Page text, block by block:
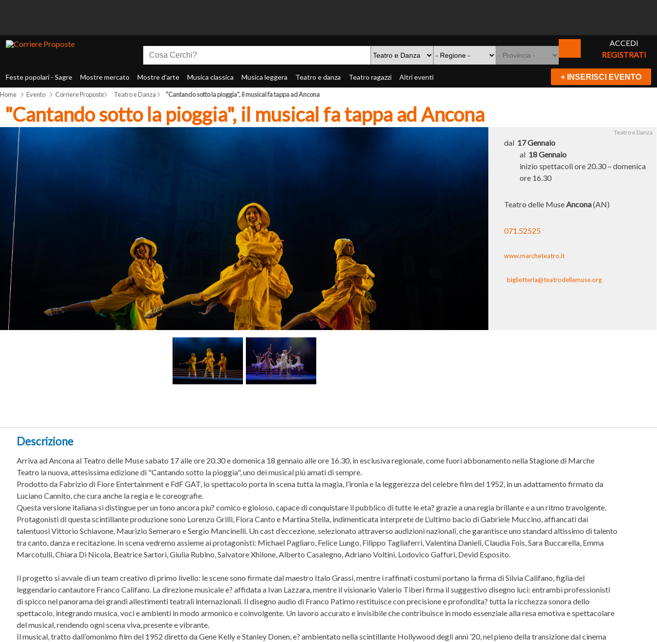
ACCEDI
REGISTRATI
Feste popolari - Sagre Mostre mercato Mostre d'arte Musica classica Musica leggera Teatro e danza Teatro ragazzi Altri eventi + INSERISCI EVENTO
Home Evento Corriere Proposte Teatro e Danza "Cantando sotto la pioggia", il musical fa tappa ad Ancona
"Cantando sotto la pioggia", il musical fa tappa ad Ancona
Teatro e Danza
dal 17 Gennaio
al 18 Gennaio
inizio spettacoli ore 20.30 – domenica
ore 16.30
Teatro delle MuseAncona(AN)
071.52525
www.marcheteatro.it
biglietteria@teatrodellemuse.org
Descrizione
Arriva ad Ancona al Teatro delle Muse sabato 17 alle ore 20.30 e domenica 18 gennaio alle ore 16.30, in esclusiva regionale, come fuori abbonamento nella Stagione di Marche
Teatro la nuova, attesissima edizione di "Cantando sotto la pioggia", uno dei musical più amati di sempre.
Prodotto da Fabrizio di Fiore Entertainment e FdF GAT, lo spettacolo porta in scena tutta la magia, l’ironia e la leggerezza del celebre film del 1952, in un adattamento firmato da
Luciano Cannito, che cura anche la regia e le coreografie.
Questa versione italiana si distingue per un tono ancora piu? comico e gioioso, capace di conquistare il pubblico di tutte le eta? grazie a una regia brillante e a un ritmo travolgente.
Protagonisti di questa scintillante produzione sono Lorenzo Grilli, Flora Canto e Martina Stella, indimenticata interprete de L’ultimo bacio di Gabriele Muccino, affiancati dai
talentuosi Vittorio Schiavone, Maurizio Semeraro e Sergio Mancinelli. Un cast d’eccezione, selezionato attraverso audizioni nazionali, che garantisce uno standard altissimo di talento
tra canto, danza e recitazione. In scena vedremo assieme ai protagonisti: Michael Pagliaro, Felice Lungo, Filippo Tagliaferri, Valentina Danieli, Claudia Fois, Sara Buccarella, Emma
Marcotulli, Chiara Di Nicola, Beatrice Sartori, Giulia Rubino, Salvatore Xhilone, Alberto Casalegno, Adriano Voltini, Lodovico Gaffuri, Devid Esposito.
Il progetto si avvale di un team creativo di primo livello: le scene sono firmate dal maestro Italo Grassi, mentre i raffinati costumi portano la firma di Silvia Califano, figlia del
leggendario cantautore Franco Califano. La direzione musicale e? affidata a Ivan Lazzara, mentre il visionario Valerio Tiberi firma il suggestivo disegno luci: entrambi professionisti
di spicco nel panorama dei grandi allestimenti teatrali internazionali. Il disegno audio di Franco Patimo restituisce con precisione e profondita? tutta la ricchezza sonora dello
spettacolo, integrando musica, voci e ambienti in modo armonico e coinvolgente. Un lavoro accurato e invisibile che contribuisce in modo essenziale alla resa emotiva e spettacolare
del musical, rendendo ogni scena viva, presente e vibrante.
Il musical, tratto dall’omonimo film del 1952 diretto da Gene Kelly e Stanley Donen, e? ambientato nella scintillante Hollywood degli anni ’20, nel pieno della transizione dal cinema